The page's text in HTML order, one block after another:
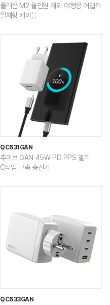
플러온 M2 올인원 해외 여행용 어댑터
일체형 케이블
QC631GAN
추이브 GAN 45W PD PPS 멀티
C타입 고속 충전기
QC633GAN